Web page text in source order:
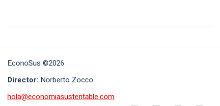
EconoSus ©2026
Director: Norberto Zocco
hola@economiasustentable.com